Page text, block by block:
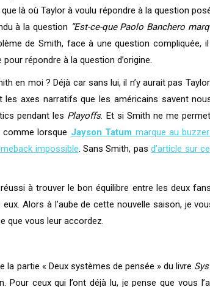
là où Taylor à voulu répondre à la question
à la question “Est-ce-que Paolo Banchero
de Smith, face à une question compliquée,
répondre à la question d’origine.
en moi ? Déjà car sans lui, il n’y aurait pas
axes narratifs que les américains savent
pendant les Playoffs. Et si Smith ne me
lorsque Jayson Tatum marque au
impossible . Sans Smith, pasd’article sur
à trouver le bon équilibre entre les deux
Alors à l’aube de cette nouvelle saison, je
que vous leur accordez.
la partie « Deux systèmes de pensée » du livre
Pour ceux qui l’ont déjà lu, je pense que vous